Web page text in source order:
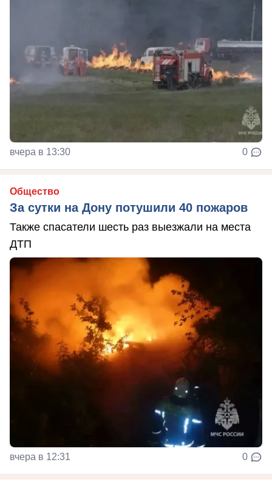
вчера в 13:30 0
Общество
За сутки на Дону потушили 40 пожаров
Также спасатели шесть раз выезжали на места
ДТП
вчера в 12:31 0